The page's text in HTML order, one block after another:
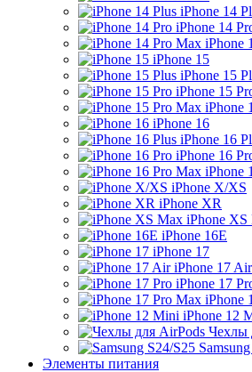
iPhone 14
iPhone 14
iPhone
iPhone 15
iPhone 15
iPhone 15
iPhone
iPhone 16
iPhone 16
iPhone 16
iPhone
iPhone X/XS
iPhone XR
iPhone XS
iPhone 16E
iPhone 17
iPhone 17 Air
iPhone 17
iPhone
iPhone 12
Чехлы
Элементы питания